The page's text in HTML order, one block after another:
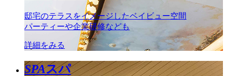
邸宅のテラスをイメージしたベイビュー空間
パーティーや企業研修なども
詳細をみる
SPAスパ